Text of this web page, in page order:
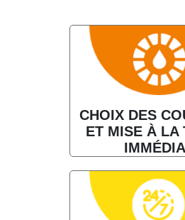
CHOIX DES
ET MISE À LA